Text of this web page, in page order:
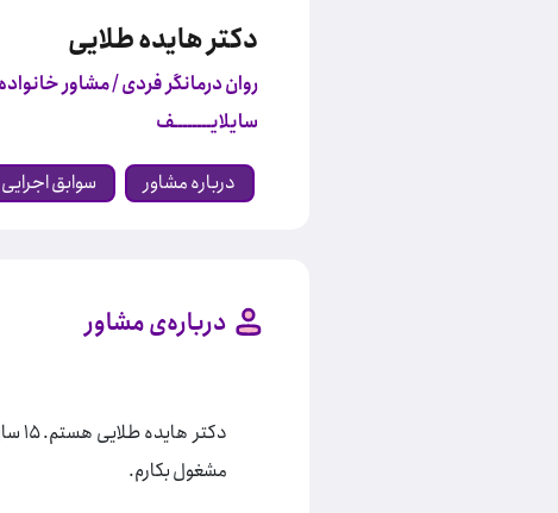
دکتر هایده طلایی
روان درمانگر فردی / مشاور
سایلایــــــــف
درباره مشاور سوابق اجرایی
درباره‌ی مشاور
مشغول بکارم.